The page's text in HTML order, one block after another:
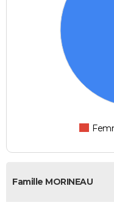
Famille MORINEAU